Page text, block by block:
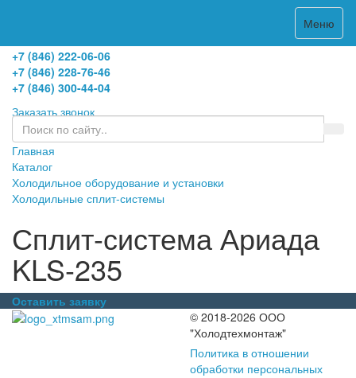
Меню
+7 (846) 222-06-06
+7 (846) 228-76-46
+7 (846) 300-44-04
Заказать звонок
Главная
Каталог
Холодильное оборудование и установки
Холодильные сплит-системы
Сплит-система Ариада
KLS-235
Оставить заявку
© 2018-2026 ООО
"Холодтехмонтаж"
Политика в отношении
обработки персональных